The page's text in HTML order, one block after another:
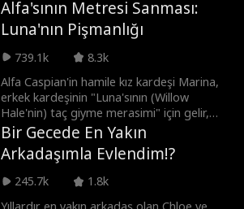
üstesinden gelip kaybettikleri yılları telafi
ederek yeniden bir arada olmalarını
sağlayacak mı?
gitme hayalini gerçekleştirmesine yardım
edecek midir, yoksa bir grup zorba onu
sürükleyecektir?
Alfa'sının Metresi Sanması:
Luna'nın Pişmanlığı
739.1k
8.3k
Alfa Caspian'in hamile kız kardeşi Marina,
erkek kardeşinin "Luna'sının (Willow
Hale'nin) taç giyme merasimi" için gelir,
fakat Kraliçe Willow, onu yanlışlıkla
Alfa'sının (Caspian Brooks'un) bir metresi
olarak düşünür. Kıskançlıkla deliye dönen
Willow, Marina'ya eziyet eder ve bundan
dolayı Marina düşük yapar. Şimdi ise
Brooks kardeşler, intikam peşindedir.
Bir Gecede En Yakın
Arkadaşımla Evlendim!?
245.7k
1.8k